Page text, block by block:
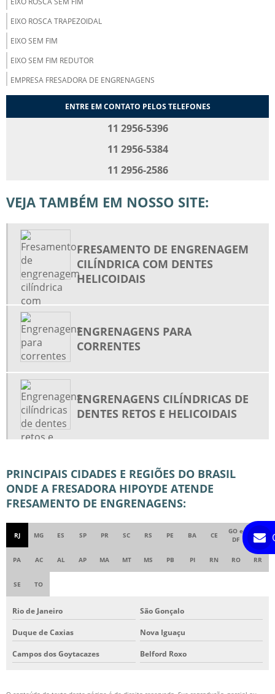
EIXO ROSCA TRAPEZOIDAL
EIXO SEM FIM
EIXO SEM FIM REDUTOR
EMPRESA FRESADORA DE ENGRENAGENS
ENGRENAGEM CILÍNDRICA DE DENTES HELICOIDAIS
ENGRENAGEM CÔNICA DE DENTES RETOS
ENGRENAGEM CÔNICA HELICOIDAL
ENGRENAGEM DE DENTES RETOS
ENGRENAGEM PLANETÁRIA
ENGRENAGEM SATÉLITE E PLANETÁRIA
ENGRENAGEM SINCRONIZADA
ENGRENAGENS CILÍNDRICAS DE DENTES HELICOIDAIS
ENGRENAGENS CILÍNDRICAS DE DENTES RETOS E HELICOIDAIS
ENGRENAGENS INDUSTRIAIS
ENGRENAGENS PARA CORRENTES
FABRICA DE COROA E PINHÃO
FÁBRICA DE ENGRENAGENS
FABRICAÇÃO DE ENGRENAGENS
FABRICANTE DE ENGRENAGEM HELICOIDAL
FABRICANTE DE ENGRENAGENS EM MINAS GERAIS
FABRICANTE DE ENGRENAGENS NO RIO DE JANEIRO
FABRICANTE DE ENGRENAGENS SP
ENTRE EM CONTATO PELOS TELEFONES
11 2956-5396
11 2956-5384
11 2956-2586
VEJA TAMBÉM EM NOSSO SITE:
FRESAMENTO DE ENGRENAGEM
CILÍNDRICA COM DENTES
HELICOIDAIS
ENGRENAGENS PARA
CORRENTES
ENGRENAGENS CILÍNDRICAS DE
DENTES RETOS E HELICOIDAIS
PRINCIPAIS CIDADES E REGIÕES DO BRASIL
ONDE A FRESADORA HIPOYDE ATENDE
FRESAMENTO DE ENGRENAGENS:
RJ MG ES SP PR SC RS PE BA CE
GO e
DF
AM
PA AC AL AP MA MT MS PB PI RN RO RR
SE TO
Rio de Janeiro São Gonçalo
Duque de Caxias Nova Iguaçu
Campos dos Goytacazes Belford Roxo